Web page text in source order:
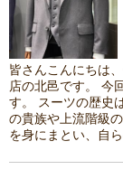
皆さんこんにちは
店の北邑です。 今
す。 スーツの歴史
の貴族や上流階級
を身にまとい、自